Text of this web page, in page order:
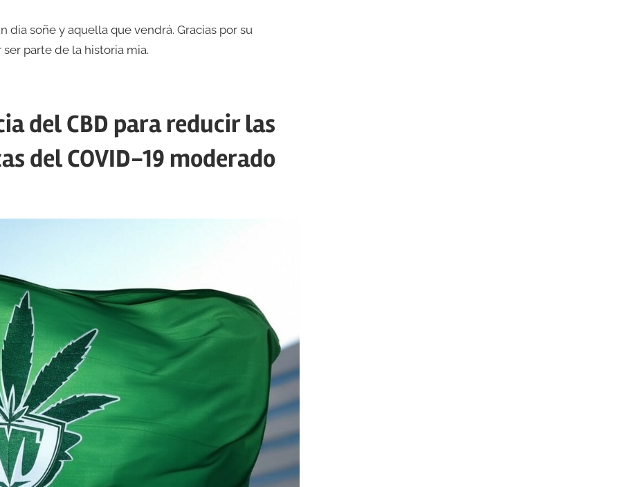
soñe y aquella que vendrá. Gracias por su
parte de la historia mia.
del CBD para reducir las
del COVID-19 moderado